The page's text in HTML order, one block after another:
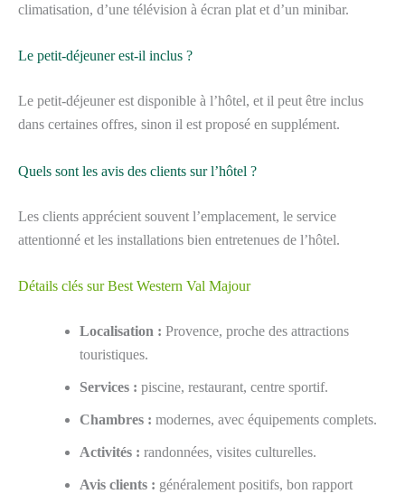
climatisation, d’une télévision à écran plat et d’un minibar.
Le petit-déjeuner est-il inclus ?
Le petit-déjeuner est disponible à l’hôtel, et il peut être inclus
dans certaines offres, sinon il est proposé en supplément.
Quels sont les avis des clients sur l’hôtel ?
Les clients apprécient souvent l’emplacement, le service
attentionné et les installations bien entretenues de l’hôtel.
Détails clés sur Best Western Val Majour
Localisation : Provence, proche des attractions
touristiques.
Services : piscine, restaurant, centre sportif.
Chambres : modernes, avec équipements complets.
Activités : randonnées, visites culturelles.
Avis clients : généralement positifs, bon rapport